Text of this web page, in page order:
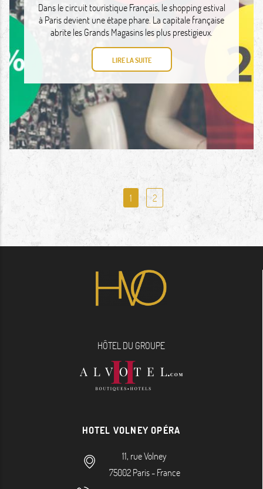
Dans le circuit touristique Français, le shopping estival
à Paris devient une étape phare. La capitale française
abrite les Grands Magasins les plus prestigieux.
LIRE LA SUITE
1 2
HÔTEL DU GROUPE
HOTEL VOLNEY OPÉRA
11, rue Volney
75002 Paris-France